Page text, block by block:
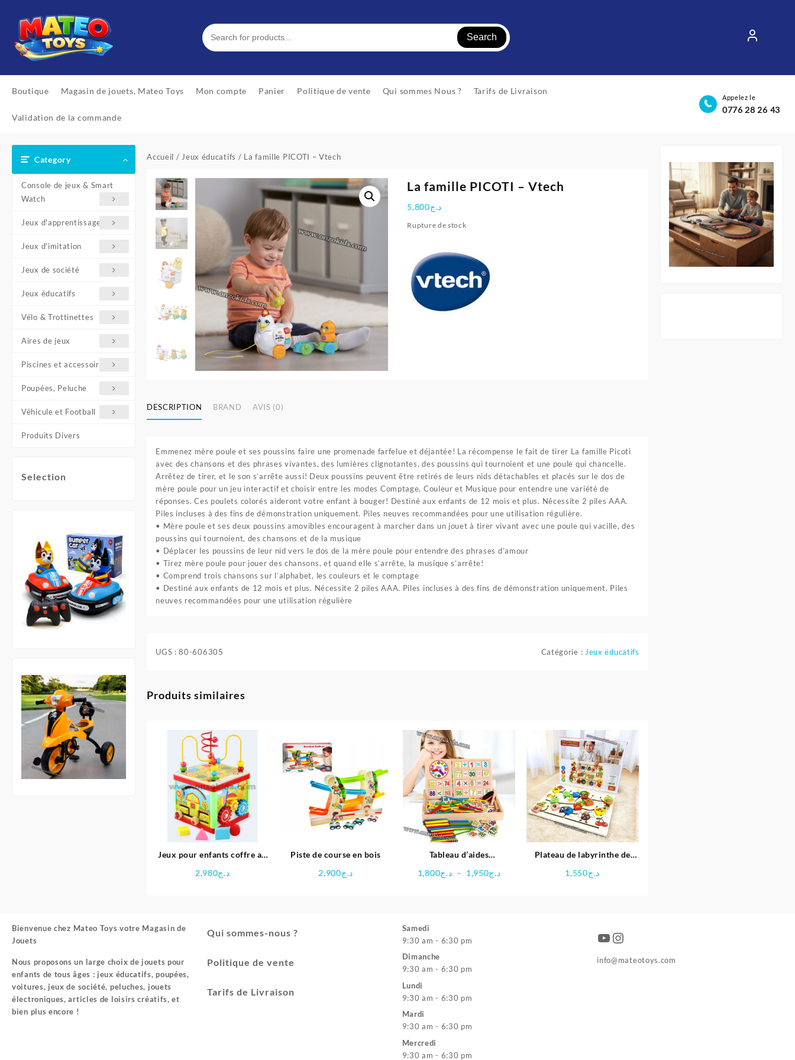
content
Search
Boutique Magasin de jouets, Mateo Toys Mon compte Panier Politique de vente Qui sommes Nous ? Tarifs de Livraison
Validation de la commande
Appelez le
0776 28 26 43
Category
Console de jeux & Smart
Watch
Jeux d'apprentissage
Jeux d'imitation
Jeux de société
Jeux éducatifs
Vélo & Trottinettes
Aires de jeux
Piscines et accessoires
Poupées, Peluche
Véhicule et Football
Produits Divers
Selection
Accueil / Jeux éducatifs / La famille PICOTI – Vtech
La famille PICOTI – Vtech
د.ج5,800
Rupture de stock
DESCRIPTION BRAND AVIS (0)
Emmenez mère poule et ses poussins faire une promenade farfelue et déjantée! La récompense le fait de tirer La famille Picoti
avec des chansons et des phrases vivantes, des lumières clignotantes, des poussins qui tournoient et une poule qui chancelle.
Arrêtez de tirer, et le son s’arrête aussi! Deux poussins peuvent être retirés de leurs nids détachables et placés sur le dos de
mère poule pour un jeu interactif et choisir entre les modes Comptage, Couleur et Musique pour entendre une variété de
réponses. Ces poulets colorés aideront votre enfant à bouger! Destiné aux enfants de 12 mois et plus. Nécessite 2 piles AAA.
Piles incluses à des fins de démonstration uniquement. Piles neuves recommandées pour une utilisation régulière.
• Mère poule et ses deux poussins amovibles encouragent à marcher dans un jouet à tirer vivant avec une poule qui vacille, des
poussins qui tournoient, des chansons et de la musique
• Déplacer les poussins de leur nid vers le dos de la mère poule pour entendre des phrases d’amour
• Tirez mère poule pour jouer des chansons, et quand elle s’arrête, la musique s’arrête!
• Comprend trois chansons sur l’alphabet, les couleurs et le comptage
• Destiné aux enfants de 12 mois et plus. Nécessite 2 piles AAA. Piles incluses à des fins de démonstration uniquement. Piles
neuves recommandées pour une utilisation régulière
UGS :80-606305 Catégorie : Jeux éducatifs
Produits similaires
Jeux pour enfants coffre au
د.ج2,980
Piste de course en bois
د.ج2,900
Tableau d’aides
multifonctionnel
د.ج1,800 – د.ج1,950
Plage
Plateau de labyrinthe de
Space Boy
د.ج1,550
Bienvenue chez Mateo Toys votre Magasin de
Jouets
Nous proposons un large choix de jouets pour
enfants de tous âges : jeux éducatifs, poupées,
voitures, jeux de société, peluches, jouets
électroniques, articles de loisirs créatifs, et
bien plus encore !
Qui sommes-nous ?
Politique de vente
Tarifs de Livraison
Samedi
9:30 am - 6:30 pm
Dimanche
9:30 am - 6:30 pm
Lundi
9:30 am - 6:30 pm
Mardi
9:30 am - 6:30 pm
Mercredi
9:30 am - 6:30 pm
YouTube
Instagram
info@mateotoys.com